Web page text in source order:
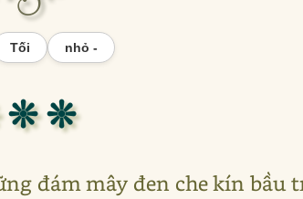
Tối nhỏ -
❊ ❊
đám mây đen che kín bầu